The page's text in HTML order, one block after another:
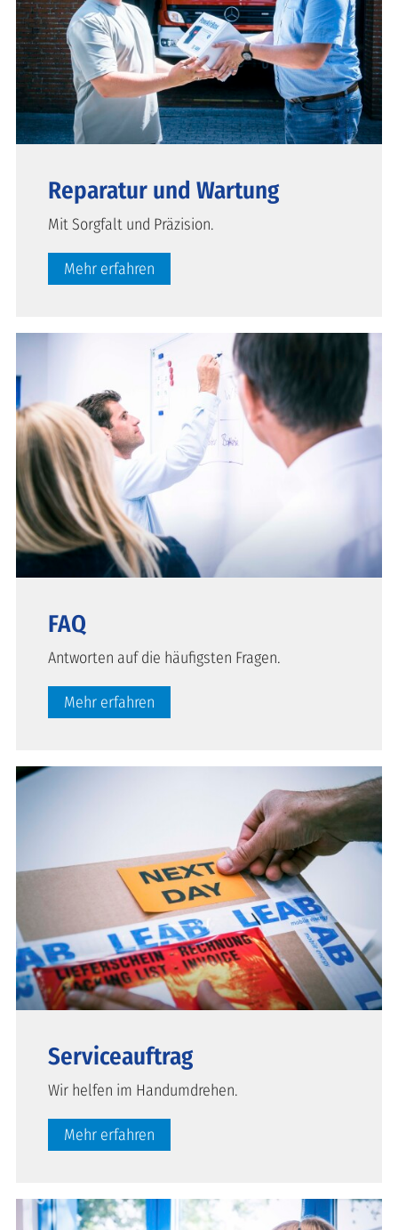
Reparatur und Wartung
Mit Sorgfalt und Präzision.
Mehr erfahren
FAQ
Antworten auf die häufigsten Fragen.
Mehr erfahren
Serviceauftrag
Wir helfen im Handumdrehen.
Mehr erfahren